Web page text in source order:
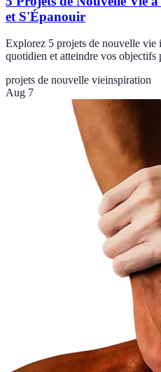
et S'Épanouir
Explorez 5 projets de nouvelle vie
quotidien et atteindre vos objectifs
projets de nouvelle vieinspiration
Aug 7